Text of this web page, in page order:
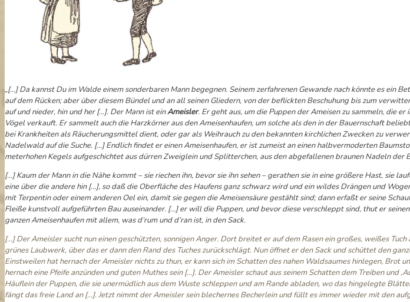
„[…] Da kannst Du im Walde einem sonderbaren Mann begegnen. Seinem zerfahrenen Gewande nach könnte es ein
auf dem Rücken; aber über diesem Bündel und an all seinen Gliedern, von der beflickten Beschuhung bis zum
auf und nieder, hin und her […]. Der Mann ist einAmeisler. Er geht aus, um die Puppen der Ameisen zu sammeln, die
Vögel verkauft. Er sammelt auch die Harzkörner aus den Ameisenhaufen, um solche als den in der Bauernschaft
bei Krankheiten als Räucherungsmittel dient, oder gar als Weihrauch zu den bekannten kirchlichen Zwecken zu
Nadelwald auf die Suche. […] Endlich findet er einen Ameisenhaufen, er ist zumeist an einen halbvermoderten
meterhohen Kegels aufgeschichtet aus dürren Zweiglein und Splitterchen, aus den abgefallenen braunen Nadeln der
[…] Kaum der Mann in die Nähe kommt – sie riechen ihn, bevor sie ihn sehen – gerathen sie in eine größere Hast, sie
eine über die andere hin […], so daß die Oberfläche des Haufens ganz schwarz wird und ein wildes Drängen und
mit Terpentin oder einem anderen Oel ein, damit sie gegen die Ameisensäure gestählt sind; dann erfaßt er seine
Fleiße kunstvoll aufgeführten Bau auseinander. […] er will die Puppen, und bevor diese verschleppt sind, thut er
ganzen Ameisenhaufen mit allem, was d’rum und d’ran ist, in den Sack.
[…] Der Ameisler sucht nun einen geschützten, sonnigen Anger. Dort breitet er auf dem Rasen ein großes, weißes Tuch
grünes Laubwerk, über das er dann den Rand des Tuches zurückschlägt. Nun öffnet er den Sack und schüttet den
Einstweilen hat hernach der Ameisler nichts zu thun, er kann sich im Schatten des nahen Waldsaumes hinlegen, Brot
hernach eine Pfeife anzünden und guten Muthes sein […]. Der Ameisler schaut aus seinem Schatten dem Treiben und
Häuflein der Puppen, die sie unermüdlich aus dem Wuste schleppen und am Rande abladen, wo das hingelegte
fängt das freie Land an […]. Jetzt nimmt der Ameisler sein blechernes Becherlein und füllt es immer wieder mit den